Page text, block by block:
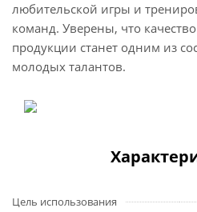
любительской игры и
команд. Уверены, что
продукции станет одним из
молодых талантов.
Цель использования